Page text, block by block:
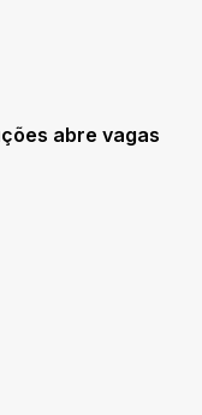
abre vagas